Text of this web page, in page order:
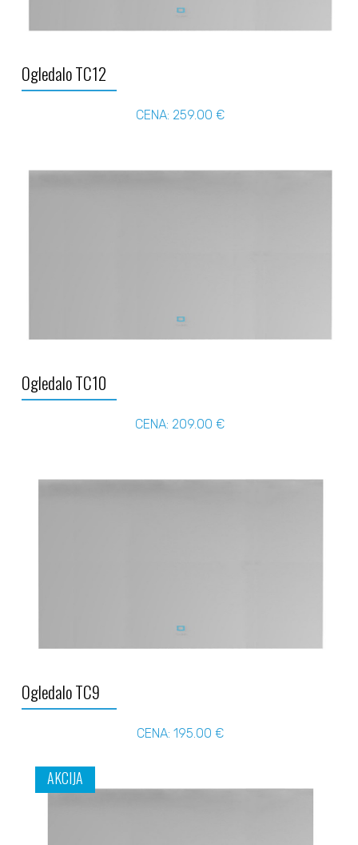
Ogledalo TC12
CENA: 259.00 €
Ogledalo TC10
CENA: 209.00 €
Ogledalo TC9
CENA: 195.00 €
AKCIJA